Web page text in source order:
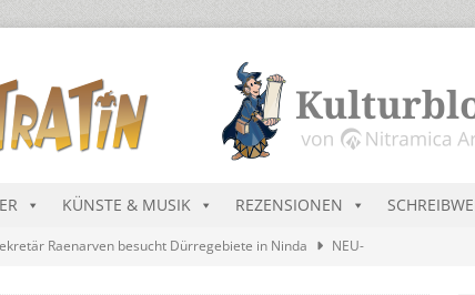
KÜNSTE & MUSIK REZENSIONEN
Raenarven besucht Dürregebiete in Ninda
NEU-